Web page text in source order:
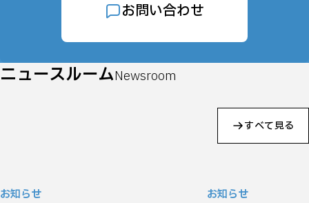
お問い合わせ
ニュースルームNewsroom
すべて見る
お知らせ お知らせ